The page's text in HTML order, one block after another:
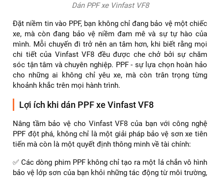
Dán PPF xe Vinfast VF8
Đặt niềm tin vào PPF, bạn không chỉ đang bảo vệ một chiếc
xe, mà còn đang bảo vệ niềm đam mê và sự tự hào của
mình. Mỗi chuyến đi trở nên an tâm hơn, khi biết rằng mọi
chi tiết của Vinfast VF8 đều được che chở bởi sự chăm
sóc tận tâm và chuyên nghiệp. PPF - sự lựa chọn hoàn hảo
cho những ai không chỉ yêu xe, mà còn trân trọng từng
khoảnh khắc trên mọi hành trình.
Lợi ích khi dán PPF xe Vinfast VF8
Nâng tầm bảo vệ cho Vinfast VF8 của bạn với công nghệ
PPF đột phá, không chỉ là một giải pháp bảo vệ sơn xe tiên
tiến mà còn là một quyết định thông minh về tài chính:
✅ Các dòng phim PPF không chỉ tạo ra một lá chắn vô hình
bảo vệ lớp sơn của bạn khỏi những tác động từ môi trường,